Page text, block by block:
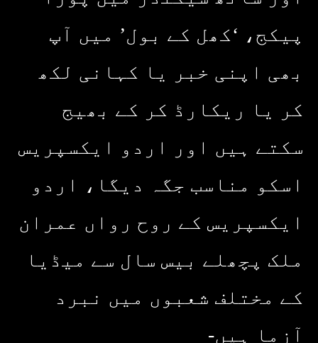
پیکج، ‘کھل کے بول’ میں آپ
بھی اپنی خبر یا کہانی لکھ
کر یا ریکارڈ کر کے بھیج
سکتے ہیں اور اردو ایکسپریس
اسکو مناسب جگہ دیگا، اردو
ایکسپریس کے روح رواں عمران
ملک پچھلے بیس سال سے میڈیا
کے مختلف شعبوں میں نبرد
آزما ہیں-